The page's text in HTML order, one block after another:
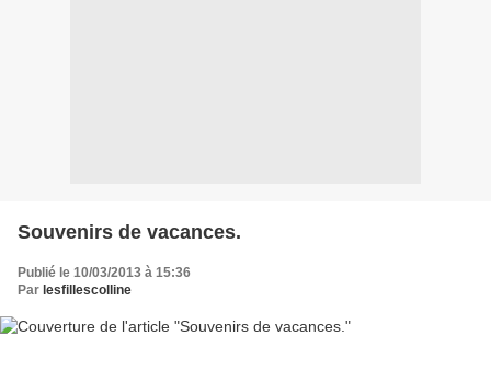
Souvenirs de vacances.
Publié le 10/03/2013 à 15:36
Par lesfillescolline